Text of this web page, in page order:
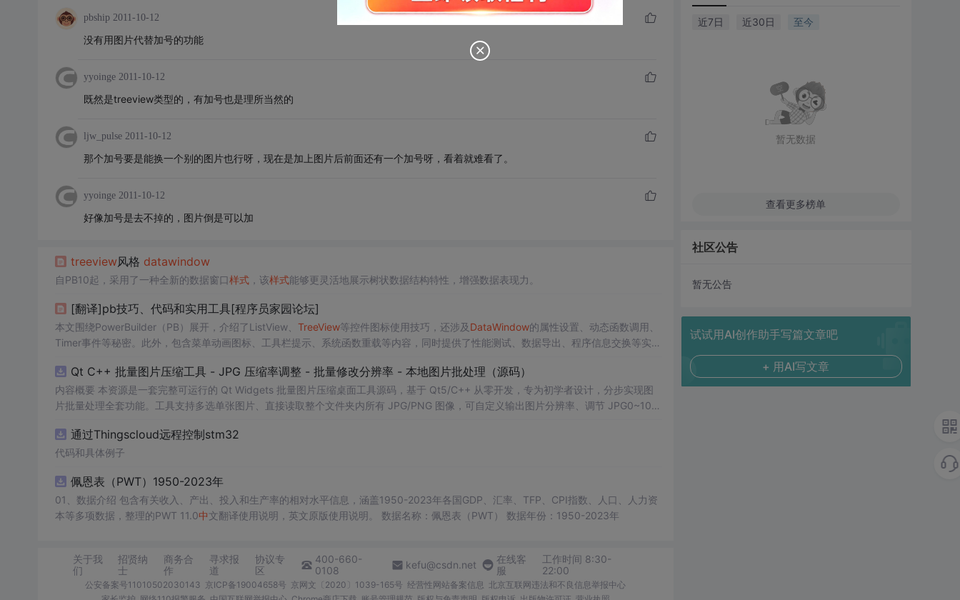
pbship 2011-10-12
没有用图片代替加号的功能
yyoinge 2011-10-12
既然是treeview类型的，有加号也是理所当然的
ljw_pulse 2011-10-12
那个加号要是能换一个别的图片也行呀，现在是加上图片后前面还有一个加号呀，看着就难看了。
yyoinge 2011-10-12
好像加号是去不掉的，图片倒是可以加
treeview风格 datawindow
自PB10起，采用了一种全新的数据窗口样式，该样式能够更灵活地展示树状数据结构特性，增强数据表现力。
[翻译]pb技巧、代码和实用工具[程序员家园论坛]
本文围绕PowerBuilder（PB）展开，介绍了ListView、 TreeView等控件图标使用技巧，还涉及 DataWindow的属性设置、动态函数调用、
Timer事件等秘密。此外，包含菜单动画图标、工具栏提示、系统函数重载等内容，同时提供了性能测试、数据导出、程序信息交换等实用
Qt C++ 批量图片压缩工具 - JPG 压缩率调整 - 批量修改分辨率 - 本地图片批处理（源码）
内容概要 本资源是一套完整可运行的 Qt Widgets 批量图片压缩桌面工具源码，基于 Qt5/C++ 从零开发，专为初学者设计，分步实现图
片批量处理全套功能。工具支持多选单张图片、直接读取整个文件夹内所有 JPG/PNG 图像，可自定义输出图片分辨率、调节 JPG0~100
示压缩效果。 适用人群 Qt/C++ 零基础初学者，学习 QImage 图像绘图、文件目录遍历、UI 交互开发； 需要本地批量处理图片的办公、
设计、自媒体从业者； 想要学习图片缩放、JPG 压缩、本地文件 IO、进度条交互的开发学习者。 使用场景 自媒体批量压缩配图，降低图
QImage 缩放保存、QSlider 参数联动、批量循环界面防卡顿、文件大小格式化转换全套 Qt 图像开发实战案例。 工具核心功能清单 双模
式导入图片：手动多选单张图片 / 一键读取整个文件夹全部图片； 自定义输出宽高分辨率，支持锁定原始宽高比，避免图片拉伸变形； 滑
块调节 JPG 压缩质量 0~100，平衡图片清晰度与文件占用大小； 自定义输出保存目录，批量生成压缩后的图片文件； 实时进度条展示处
习。 其他说明 开发环境：Qt Creator + Qt5.15 MSVC，Windows 平台可直接编译运行； 源码结构清晰，功能
通过Thingscloud远程控制stm32
代码和具体例子
佩恩表（PWT）1950-2023年
01、数据介绍 包含有关收入、产出、投入和生产率的相对水平信息，涵盖1950-2023年各国GDP、汇率、TFP、CPI指数、人口、人力资
本等多项数据，整理的PWT 11.0中 文翻译使用说明，英文原版使用说明。 数据名称：佩恩表（PWT） 数据年份：1950-2023年
关于我
们
招贤纳
士
商务合
作
寻求报
道
协议专
区
400-660-
0108
kefu@csdn.net
在线客
服
工作时间 8:30-
22:00
公安备案号11010502030143 京ICP备19004658号 京网文〔2020〕1039-165号 经营性网站备案信息 北京互联网违法和不良信息举报中心
近7日 近30日 至今
暂无数据
查看更多榜单
社区公告
暂无公告
试试用AI创作助手写篇文章吧
+ 用AI写文章